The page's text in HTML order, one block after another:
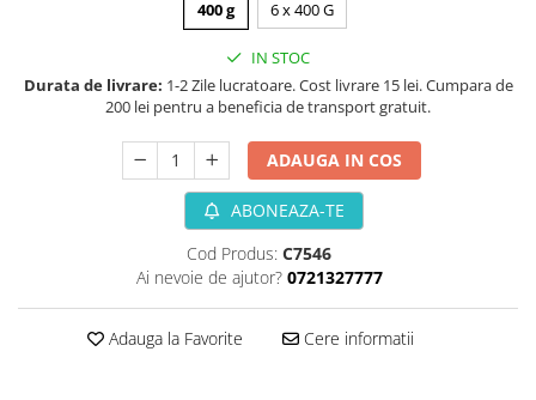
Pompe aer acvariu
Pompa apa acvariu
Lampa pentru acvariu
Neoane si LED-uri pentru acvarii
Sterilizator acvariu
Racitoare
400 g 6 x 400 G
IN STOC
Durata de livrare: 1-2 Zile lucratoare. Cost livrare 15 lei. Cumpara de
200 lei pentru a beneficia de transport gratuit.
ADAUGA IN COS
ABONEAZA-TE
Cod Produs: C7546
Ai nevoie de ajutor? 0721327777
Adauga la Favorite Cere informatii